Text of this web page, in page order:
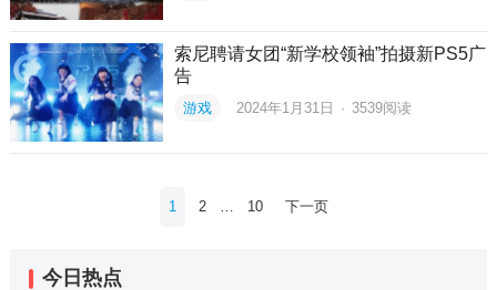
索尼聘请女团“新学校领袖”拍摄新PS5广
告
游戏 2024年1月31日 · 3539阅读
1 2 10 下一页
今日热点